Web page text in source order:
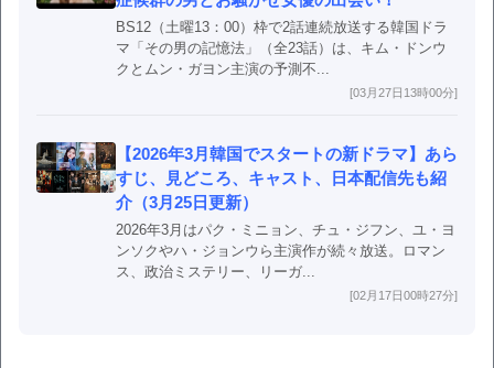
BS12（土曜13：00）枠で2話連続放送する韓国ドラ
マ「その男の記憶法」（全23話）は、キム・ドンウ
クとムン・ガヨン主演の予測不...
[03月27日13時00分]
【2026年3月韓国でスタートの新ドラマ】あら
すじ、見どころ、キャスト、日本配信先も紹
介（3月25日更新）
2026年3月はパク・ミニョン、チュ・ジフン、ユ・ヨ
ンソクやハ・ジョンウら主演作が続々放送。ロマン
ス、政治ミステリー、リーガ...
[02月17日00時27分]